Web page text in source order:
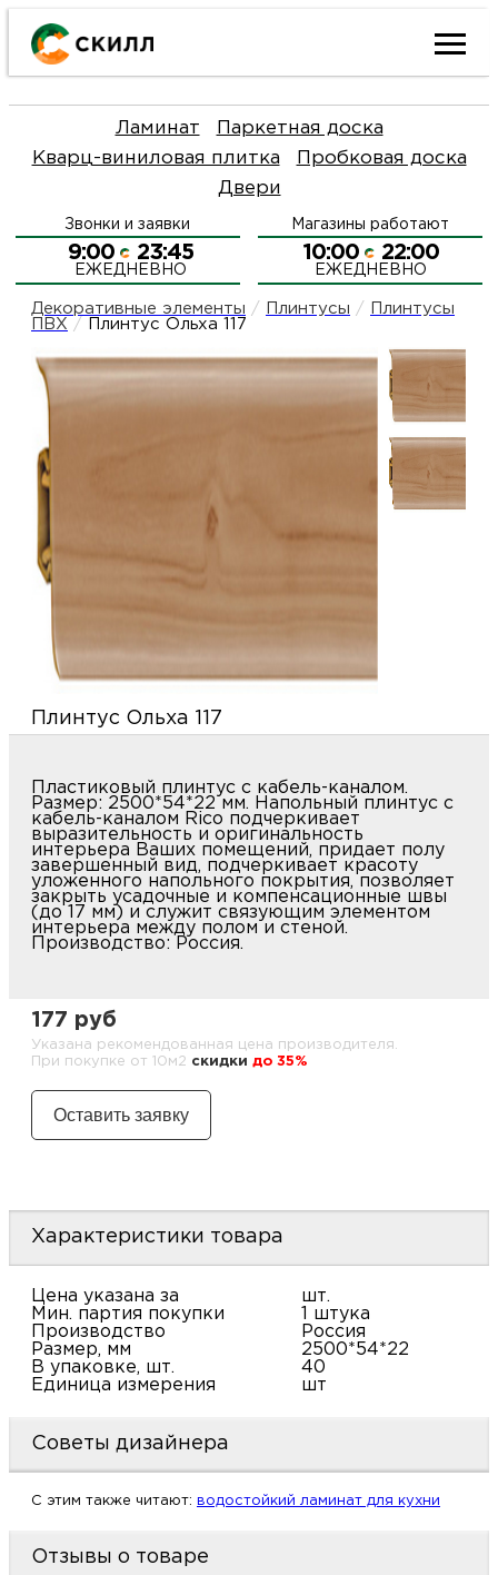
и
Как
Ламинат
Паркетная доска
Кварц-виниловая плитка
Пробковая доска
Двери
Звонки и заявки
9:00 23:45
ЕЖЕДНЕВНО
Магазины работают
10:00 22:00
ЕЖЕДНЕВНО
Декоративные элементы / Плинтусы /
Плинтусы
ПВХ / Плинтус Ольха 117
Плинтус Ольха 117
Пластиковый плинтус с кабель-каналом.
Размер: 2500*54*22 мм. Напольный плинтус с
кабель-каналом Rico подчеркивает
выразительность и оригинальность
интерьера Ваших помещений, придает полу
завершенный вид, подчеркивает красоту
уложенного напольного покрытия, позволяет
закрыть усадочные и компенсационные швы
(до 17 мм) и служит связующим элементом
интерьера между полом и стеной.
Производство: Россия.
177 руб
Указана рекомендованная цена производителя.
При покупке от 10м2 cкидки до 35%
Характеристики товара
Цена указана за
шт.
Мин. партия покупки
1 штука
Производство
Россия
Размер, мм
2500*54*22
В упаковке, шт.
40
Единица измерения
шт
Советы дизайнера
C этим также читают: водостойкий ламинат для кухни
Отзывы о товаре